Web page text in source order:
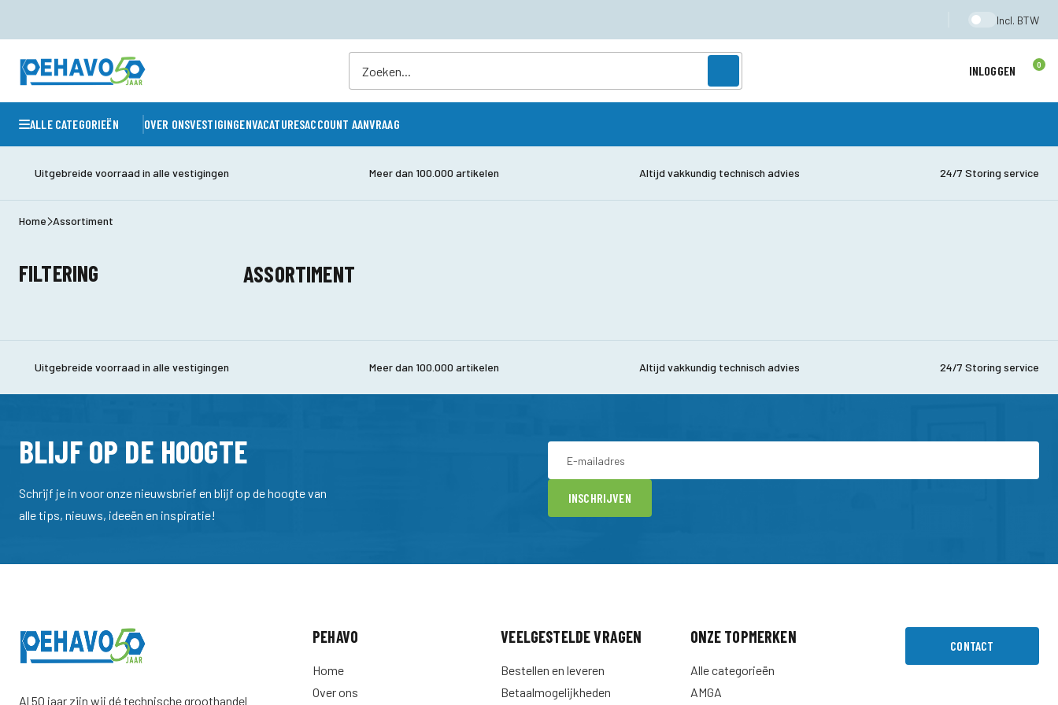
Incl. BTW
INLOGGEN 0
ALLE CATEGORIEËN OVER ONSVESTIGINGENVACATURESACCOUNT AANVRAAG
Uitgebreide voorraad in alle vestigingen Meer dan 100.000 artikelen Altijd vakkundig technisch advies 24/7 Storing service
Home Assortiment
FILTERING ASSORTIMENT
Uitgebreide voorraad in alle vestigingen Meer dan 100.000 artikelen Altijd vakkundig technisch advies 24/7 Storing service
BLIJF OP DE HOOGTE
Schrijf je in voor onze nieuwsbrief en blijf op de hoogte van
alle tips, nieuws, ideeën en inspiratie!
INSCHRIJVEN
Al 50 jaar zijn wij dé technische groothandel
PEHAVO
Home
Over ons
VEELGESTELDE VRAGEN
Bestellen en leveren
Betaalmogelijkheden
ONZE TOPMERKEN
Alle categorieën
AMGA
CONTACT